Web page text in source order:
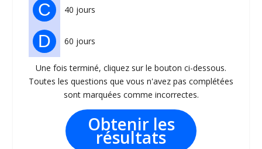
C 40 jours
D 60 jours
Une fois terminé, cliquez sur le bouton ci-dessous.
Toutes les questions que vous n'avez pas complétées
sont marquées comme incorrectes.
Obtenir les
résultats